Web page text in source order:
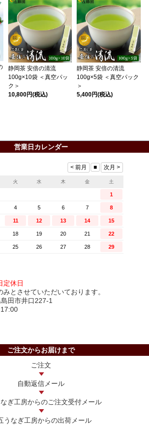
静岡茶 安倍の清流
100g×10袋 ＜真空パッ
ク＞
10,800円(税込)
静岡茶 安倍の清流
100g×5袋 ＜真空パック
＞
5,400円(税込)
営業日カレンダー
定休日
とさせていただいております。
田市井口227-1
ご注文からお届けまで
ご注文
自動返信メール
ぎ工房からのご注文受付メール
うなぎ工房からの出荷メール